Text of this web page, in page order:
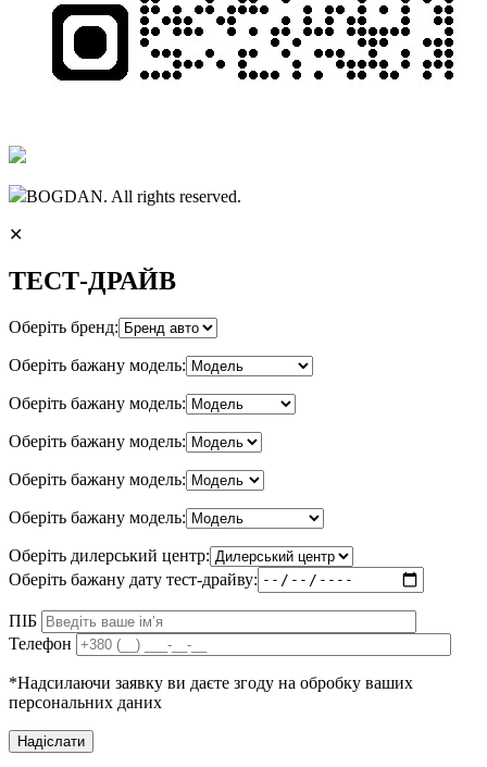
BOGDAN. All rights reserved.
✕
ТЕСТ-ДРАЙВ
Оберіть бренд:
Оберіть бажану модель:
Оберіть бажану модель:
Оберіть бажану модель:
Оберіть бажану модель:
Оберіть бажану модель:
Оберіть дилерський центр:
Оберіть бажану дату тест-драйву:
ПІБ
Телефон
*Надсилаючи заявку ви даєте згоду на обробку ваших
персональних даних